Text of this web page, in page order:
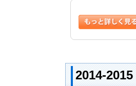
2014-